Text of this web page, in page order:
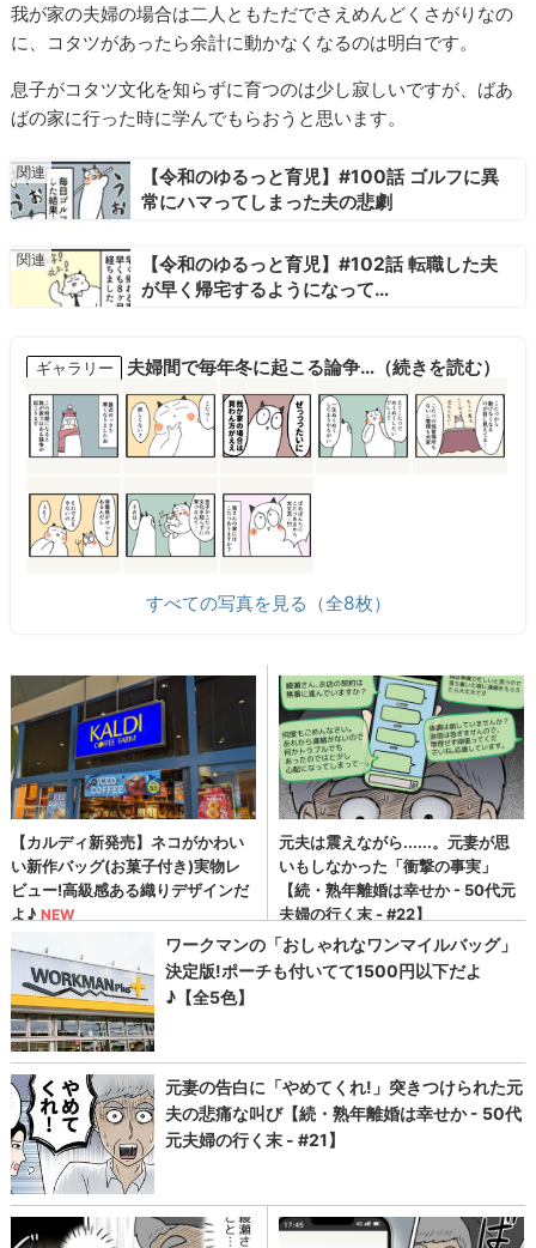
我が家の夫婦の場合は二人ともただでさえめんどくさがりなの
に、コタツがあったら余計に動かなくなるのは明白です。
息子がコタツ文化を知らずに育つのは少し寂しいですが、ばあ
ばの家に行った時に学んでもらおうと思います。
【令和のゆるっと育児】#100話 ゴルフに異
常にハマってしまった夫の悲劇
【令和のゆるっと育児】#102話 転職した夫
が早く帰宅するようになって…
ギャラリー 夫婦間で毎年冬に起こる論争…（続きを読む）
すべての写真を見る（全8枚）